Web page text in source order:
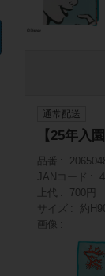
通常配送
【25年入
品番
JANコード
上代
700円
サイズ
約
画像